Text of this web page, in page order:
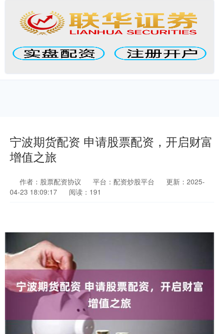
宁波期货配资 申请股票配资，开启财富
增值之旅
作者：股票配资协议 平台：配资炒股平台
更新：2025-
04-23 18:09:17
阅读：191